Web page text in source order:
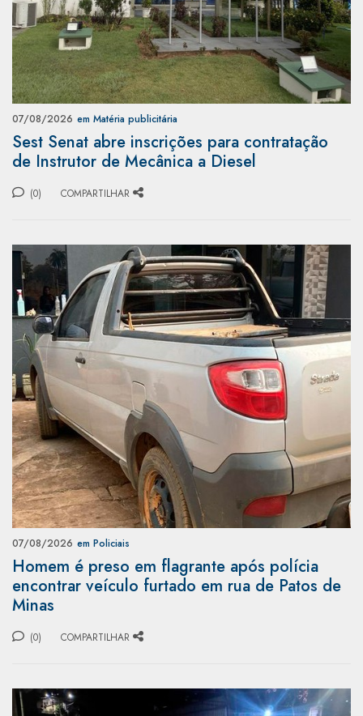
07/08/2026 em Matéria publicitária
Sest Senat abre inscrições para contratação
de Instrutor de Mecânica a Diesel
(0) COMPARTILHAR
07/08/2026 em Policiais
Homem é preso em flagrante após polícia
encontrar veículo furtado em rua de Patos de
Minas
(0) COMPARTILHAR